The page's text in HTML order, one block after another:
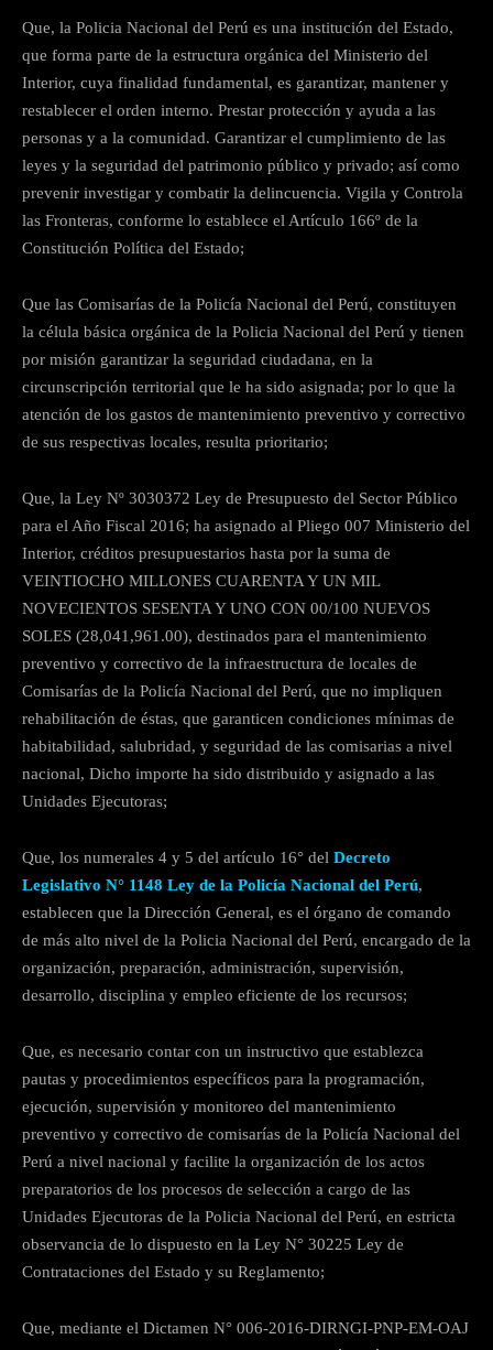
Que, la Policia Nacional del Perú es una institución del Estado,
que forma parte de la estructura orgánica del Ministerio del
Interior, cuya finalidad fundamental, es garantizar, mantener y
restablecer el orden interno. Prestar protección y ayuda a las
personas y a la comunidad. Garantizar el cumplimiento de las
leyes y la seguridad del patrimonio público y privado; así como
prevenir investigar y combatir la delincuencia. Vigila y Controla
las Fronteras, conforme lo establece el Artículo 166º de la
Constitución Política del Estado;
Que las Comisarías de la Policía Nacional del Perú, constituyen
la célula básica orgánica de la Policia Nacional del Perú y tienen
por misión garantizar la seguridad ciudadana, en la
circunscripción territorial que le ha sido asignada; por lo que la
atención de los gastos de mantenimiento preventivo y correctivo
de sus respectivas locales, resulta prioritario;
Que, la Ley Nº 3030372 Ley de Presupuesto del Sector Público
para el Año Fiscal 2016; ha asignado al Pliego 007 Ministerio del
Interior, créditos presupuestarios hasta por la suma de
VEINTIOCHO MILLONES CUARENTA Y UN MIL
NOVECIENTOS SESENTA Y UNO CON 00/100 NUEVOS
SOLES (28,041,961.00), destinados para el mantenimiento
preventivo y correctivo de la infraestructura de locales de
Comisarías de la Policía Nacional del Perú, que no impliquen
rehabilitación de éstas, que garanticen condiciones mínimas de
habitabilidad, salubridad, y seguridad de las comisarias a nivel
nacional, Dicho importe ha sido distribuido y asignado a las
Unidades Ejecutoras;
Que, los numerales 4 y 5 del artículo 16° del Decreto
Legislativo N° 1148 Ley de la Policía Nacional del Perú,
establecen que la Dirección General, es el órgano de comando
de más alto nivel de la Policia Nacional del Perú, encargado de la
organización, preparación, administración, supervisión,
desarrollo, disciplina y empleo eficiente de los recursos;
Que, es necesario contar con un instructivo que establezca
pautas y procedimientos específicos para la programación,
ejecución, supervisión y monitoreo del mantenimiento
preventivo y correctivo de comisarías de la Policía Nacional del
Perú a nivel nacional y facilite la organización de los actos
preparatorios de los procesos de selección a cargo de las
Unidades Ejecutoras de la Policia Nacional del Perú, en estricta
observancia de lo dispuesto en la Ley N° 30225 Ley de
Contrataciones del Estado y su Reglamento;
Que, mediante el Dictamen N° 006-2016-DIRNGI-PNP-EM-OAJ